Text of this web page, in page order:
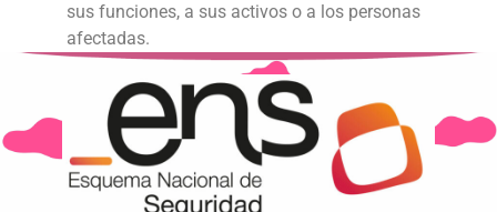
sus funciones, a sus activos o a los personas
afectadas.